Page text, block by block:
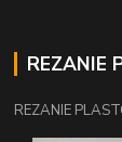
REZANIE
REZANIE